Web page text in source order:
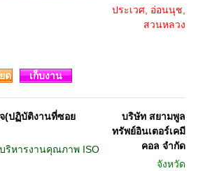
ประเวศ, อ่อนนุช,
สวนหลวง
ด เก็บงาน
(ปฏิบัติงานที่ซอย
ริหารงานคุณภาพ ISO
บริษัท สยามพูล
ทรัพย์อินเตอร์เคมี
คอล จำกัด
จังหวัด